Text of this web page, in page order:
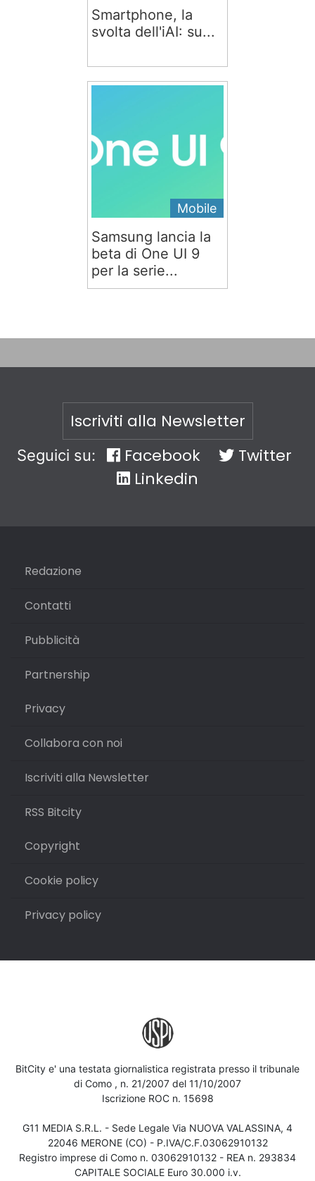
Smartphone, la
svolta dell'iAI: su...
Mobile
Samsung lancia la
beta di One UI 9
per la serie...
Iscriviti alla Newsletter
Seguici su: Facebook
Twitter
Linkedin
Redazione
Contatti
Pubblicità
Partnership
Privacy
Collabora con noi
Iscriviti alla Newsletter
RSS Bitcity
Copyright
Cookie policy
Privacy policy
BitCity e' una testata giornalistica registrata presso il tribunale
di Como , n. 21/2007 del 11/10/2007
Iscrizione ROC n. 15698
G11 MEDIA S.R.L. - Sede Legale Via NUOVA VALASSINA, 4
22046 MERONE (CO) - P.IVA/C.F.03062910132
Registro imprese di Como n. 03062910132 - REA n. 293834
CAPITALE SOCIALE Euro 30.000 i.v.